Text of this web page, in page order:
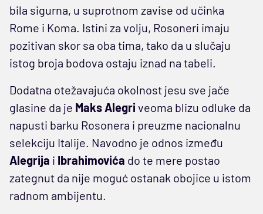
bila sigurna, u suprotnom zavise od učinka
Rome i Koma. Istini za volju, Rosoneri imaju
pozitivan skor sa oba tima, tako da u slučaju
istog broja bodova ostaju iznad na tabeli.
Dodatna otežavajuća okolnost jesu sve jače
glasine da je Maks Alegri veoma blizu odluke da
napusti barku Rosonera i preuzme nacionalnu
selekciju Italije. Navodno je odnos između
Alegrija i Ibrahimovića do te mere postao
zategnut da nije moguć ostanak obojice u istom
radnom ambijentu.